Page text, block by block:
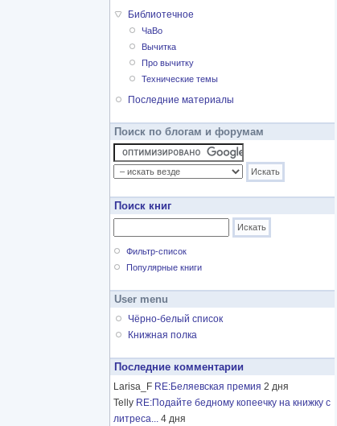
Библиотечное
ЧаВо
Вычитка
Про вычитку
Технические темы
Последние материалы
Поиск по блогам и форумам
Поиск книг
Фильтр-список
Популярные книги
User menu
Чёрно-белый список
Книжная полка
Последние комментарии
Larisa_F RE:Беляевская премия 2 дня
Telly RE:Подайте бедному копеечку на книжку с
литреса... 4 дня